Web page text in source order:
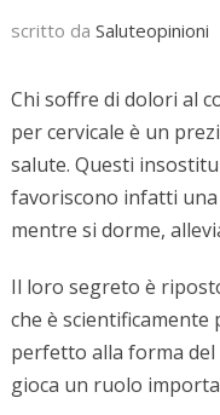
scritto da Saluteopinioni
Chi soffre di dolori al
per cervicale è un
salute. Questi
favoriscono infatti
mentre si dorme,
Il loro segreto è
che è
perfetto alla forma del
gioca un ruolo